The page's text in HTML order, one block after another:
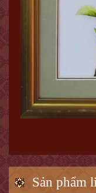
Sản phẩm